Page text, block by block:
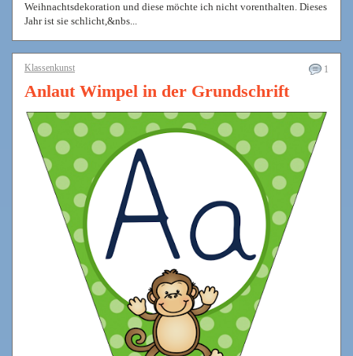
Weihnachtsdekoration und diese möchte ich nicht vorenthalten. Dieses
Jahr ist sie schlicht,&nbs...
1
Klassenkunst
Anlaut Wimpel in der Grundschrift